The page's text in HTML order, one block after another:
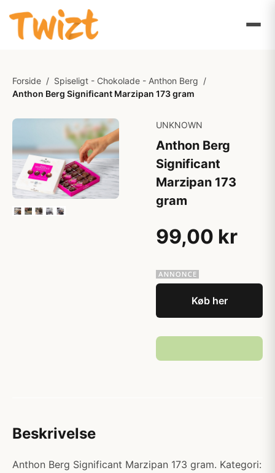
Forside / Spiseligt - Chokolade - Anthon Berg /
Anthon Berg Significant Marzipan 173 gram
UNKNOWN
Anthon Berg
Significant
Marzipan 173
gram
99,00 kr
Køb her
Beskrivelse
Anthon Berg Significant Marzipan 173 gram. Kategori: